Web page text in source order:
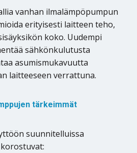
vanhan ilmalämpöpumpun
erityisesti laitteen teho,
koko. Uudempi
sähkönkulutusta
asumismukavuutta
laitteeseen verrattuna.
tärkeimmät
suunnitelluissa